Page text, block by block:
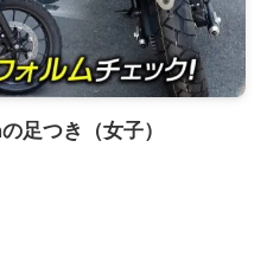
足つき（女子）